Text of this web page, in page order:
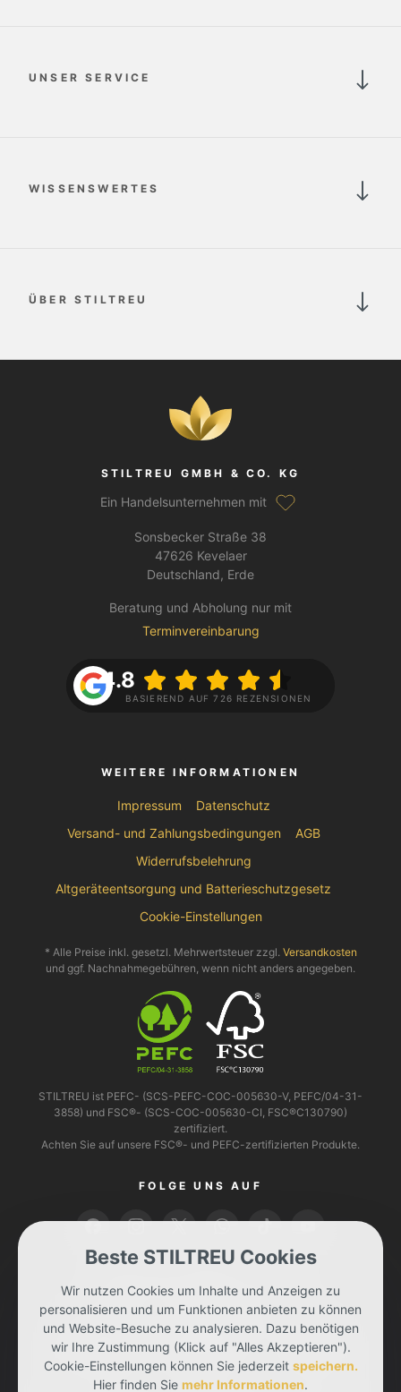
UNSER SERVICE
WISSENSWERTES
ÜBER STILTREU
STILTREU GMBH & CO. KG
Ein Handelsunternehmen mit
Sonsbecker Straße 38
47626 Kevelaer
Deutschland, Erde
Beratung und Abholung nur mit
Terminvereinbarung
4.8
BASIEREND AUF 726 REZENSIONEN
WEITERE INFORMATIONEN
Impressum
Datenschutz
Versand- und Zahlungsbedingungen
AGB
Widerrufsbelehrung
Altgeräteentsorgung und Batterieschutzgesetz
Cookie-Einstellungen
* Alle Preise inkl. gesetzl. Mehrwertsteuer zzgl. Versandkosten
und ggf. Nachnahmegebühren, wenn nicht anders angegeben.
STILTREU ist PEFC- (SCS-PEFC-COC-005630-V, PEFC/04-31-
3858) und FSC®- (SCS-COC-005630-CI, FSC®C130790)
zertifiziert.
Achten Sie auf unsere FSC®- und PEFC-zertifizierten Produkte.
FOLGE UNS AUF
Beste STILTREU Cookies
Wir nutzen Cookies um Inhalte und Anzeigen zu
personalisieren und um Funktionen anbieten zu können
und Website-Besuche zu analysieren. Dazu benötigen
wir Ihre Zustimmung (Klick auf "Alles Akzeptieren").
Cookie-Einstellungen können Sie jederzeit speichern.
Hier finden Sie mehr Informationen.